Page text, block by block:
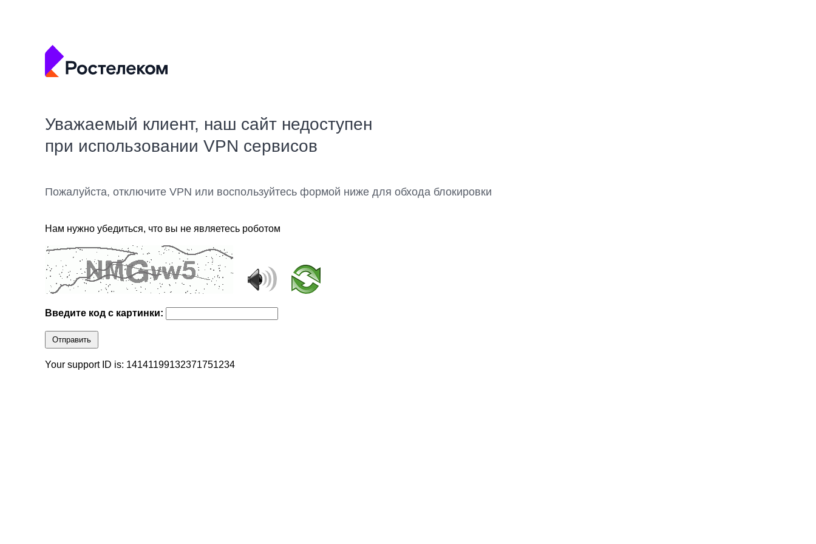
Уважаемый клиент, наш сайт недоступен
при использовании VPN сервисов
Пожалуйста, отключите VPN или воспользуйтесь формой ниже для обхода блокировки
Нам нужно убедиться, что вы не являетесь роботом
Введите код с картинки:
Отправить
Your support ID is: 14141199132371751234